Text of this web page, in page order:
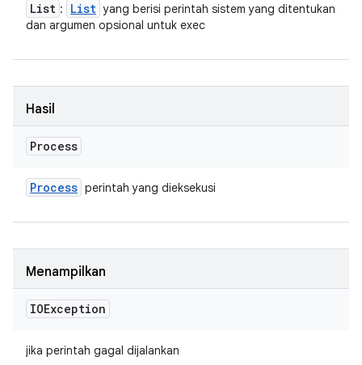
List : List yang berisi perintah sistem yang ditentukan
dan argumen opsional untuk exec
Hasil
Process
Process perintah yang dieksekusi
Menampilkan
IOException
jika perintah gagal dijalankan